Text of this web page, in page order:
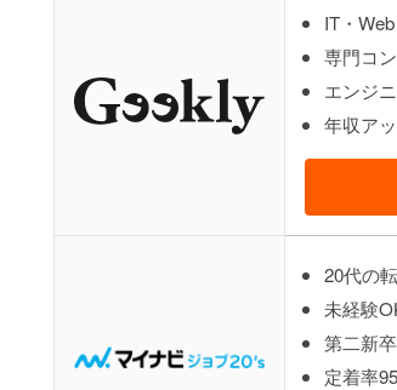
IT・
専門コ
エンジ
年収ア
20代の
未経験
第二新
定着率